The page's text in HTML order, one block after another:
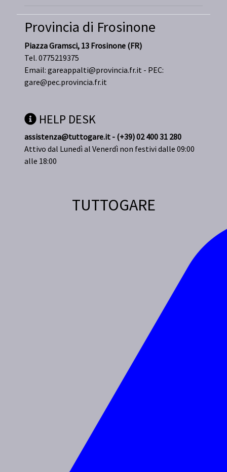
Provincia di Frosinone
Piazza Gramsci, 13 Frosinone (FR)
Tel. 0775219375
Email: gareappalti@provincia.fr.it - PEC:
gare@pec.provincia.fr.it
HELP DESK
assistenza@tuttogare.it - (+39) 02 400 31 280
Attivo dal Lunedì al Venerdì non festivi dalle 09:00
alle 18:00
TUTTOGARE